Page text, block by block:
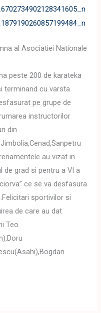
al Asociatiei Nationale
peste 200 de karateka
terminand cu varsta
pe grupe de
instructorilor
din
au vizat in
de grad si pentru a VI a
ce se va desfasura
sportivilor si
de care au dat
Teo